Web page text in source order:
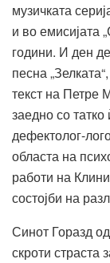
музичката
и во емисијата
години. И ден
песна
текст на Петре
заедно со
дефектолог-
областа на
работи на
состојби на
Синот Горазд
скроти страста